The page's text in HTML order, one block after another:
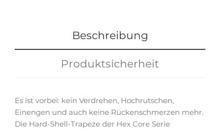
Beschreibung
Produktsicherheit
Es ist vorbei: kein Verdrehen, Hochrutschen,
Einengen und auch keine Rückenschmerzen mehr.
Die Hard-Shell-Trapeze der Hex Core Serie